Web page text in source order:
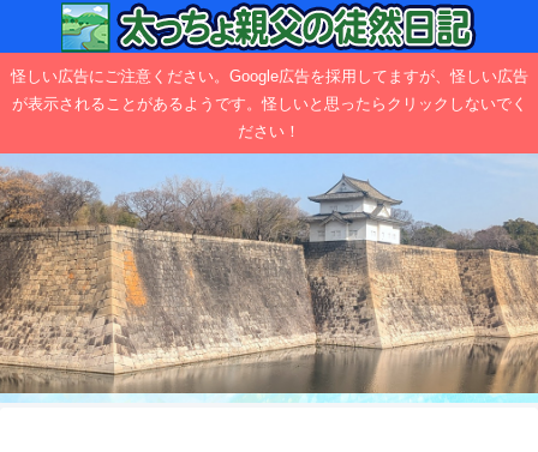
怪しい広告にご注意ください。Google広告を採用してますが、怪しい広告
が表示されることがあるようです。怪しいと思ったらクリックしないでく
ださい！